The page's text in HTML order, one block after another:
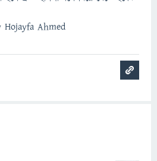
Ahmed